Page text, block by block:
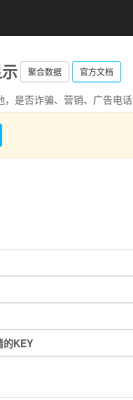
聚合数据 官方文档
是否诈骗、营销、广告电话
KEY